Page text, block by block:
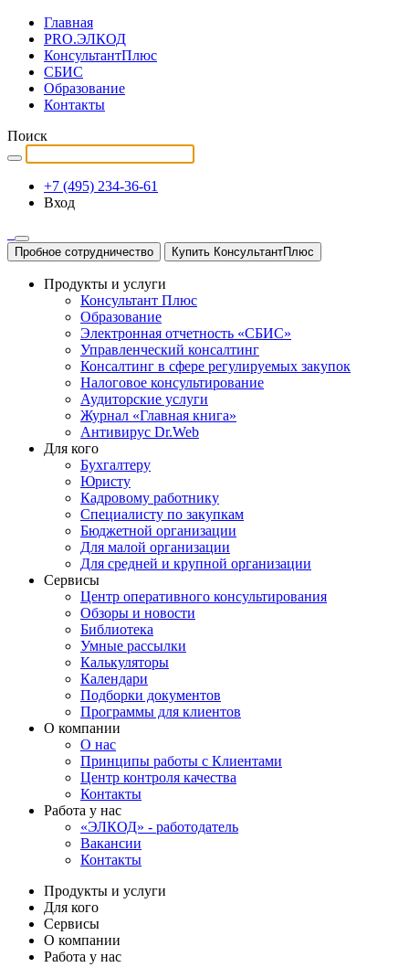
Главная
PRO.ЭЛКОД
КонсультантПлюс
СБИС
Образование
Контакты
Поиск
+7 (495) 234-36-61
Вход
Пробное сотрудничество Купить КонсультантПлюс
Продукты и услуги
Консультант Плюс
Образование
Электронная отчетность «СБИС»
Управленческий консалтинг
Консалтинг в сфере регулируемых закупок
Налоговое консультирование
Аудиторские услуги
Журнал «Главная книга»
Антивирус Dr.Web
Для кого
Бухгалтеру
Юристу
Кадровому работнику
Специалисту по закупкам
Бюджетной организации
Для малой организации
Для средней и крупной организации
Сервисы
Центр оперативного консультирования
Обзоры и новости
Библиотека
Умные рассылки
Калькуляторы
Календари
Подборки документов
Программы для клиентов
О компании
О нас
Принципы работы с Клиентами
Центр контроля качества
Контакты
Работа у нас
«ЭЛКОД» - работодатель
Вакансии
Контакты
Продукты и услуги
Для кого
Сервисы
О компании
Работа у нас